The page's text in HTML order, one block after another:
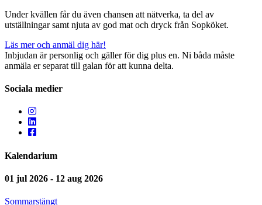
Under kvällen får du även chansen att nätverka, ta del av
utställningar samt njuta av god mat och dryck från Sopköket.
Läs mer och anmäl dig här!
Inbjudan är personlig och gäller för dig plus en. Ni båda måste
anmäla er separat till galan för att kunna delta.
Sociala medier
Kalendarium
01 jul 2026 - 12 aug 2026
Sommarstängt